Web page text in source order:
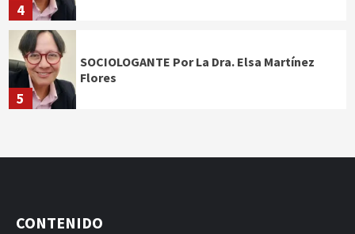
4
5
SOCIOLOGANTE Por La Dra. Elsa Martínez
Flores
CONTENIDO